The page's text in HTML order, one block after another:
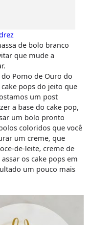
de bolo branco
que mude a
Pomo de Ouro do
pops do jeito que
um post
a base do cake pop,
um bolo pronto
coloridos que você
um creme, que
de-leite, creme de
os cake pops em
um pouco mais